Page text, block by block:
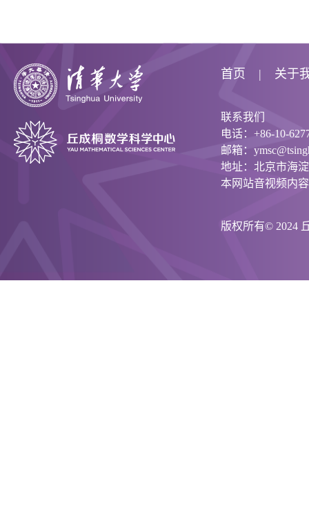
首页 关于
联系我们
电话：+86-10-
邮箱：
地址：北京市海
本网站音视频内
版权所有© 2024